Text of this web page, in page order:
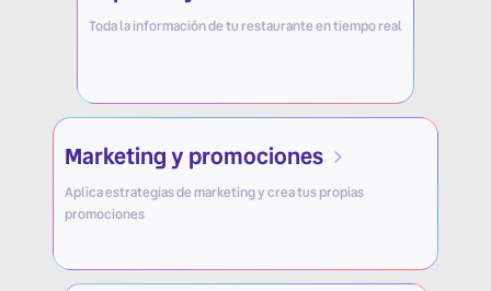
Toda la información de tu restaurante en tiempo real
Marketing y promociones
Aplica estrategias de marketing y crea tus propias
promociones